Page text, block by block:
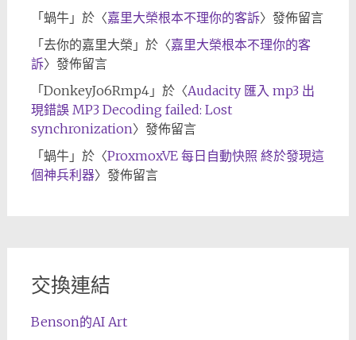
「 蝸牛」於〈嘉里大榮根本不理你的客訴〉發佈留言
「 去你的嘉里大榮 」於〈嘉里大榮根本不理你的客
訴〉發佈留言
「 DonkeyJo6Rmp4」於〈Audacity 匯入 mp3 出
現錯誤 MP3 Decoding failed: Lost
synchronization〉發佈留言
「 蝸牛」於〈ProxmoxVE 每日自動快照 終於發現這
個神兵利器〉發佈留言
交換連結
Benson的AI Art